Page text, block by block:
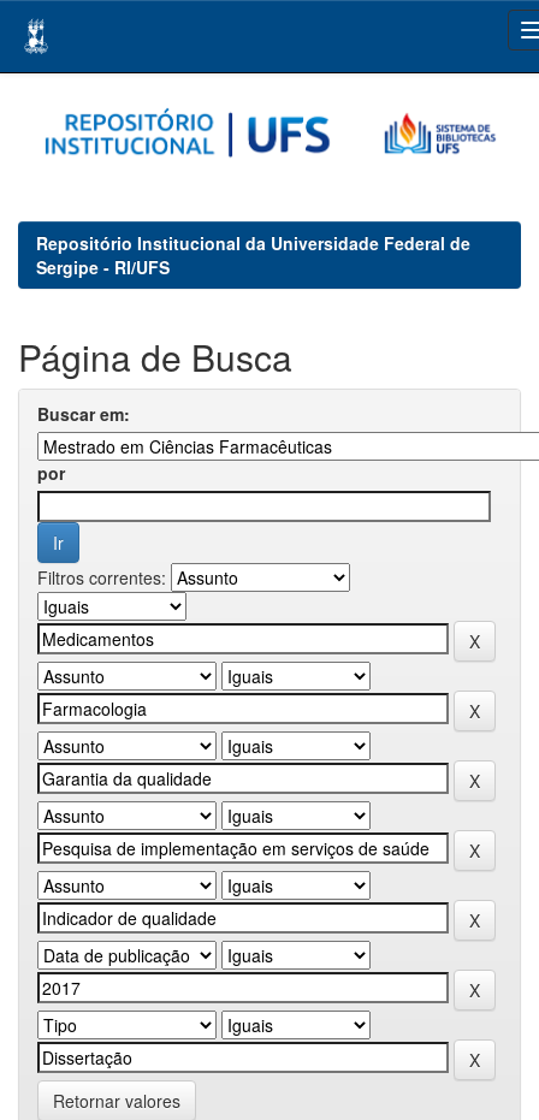
navigation
Repositório Institucional da Universidade Federal de
Sergipe - RI/UFS
Página de Busca
Buscar em:
por
Filtros correntes:
Retornar valores